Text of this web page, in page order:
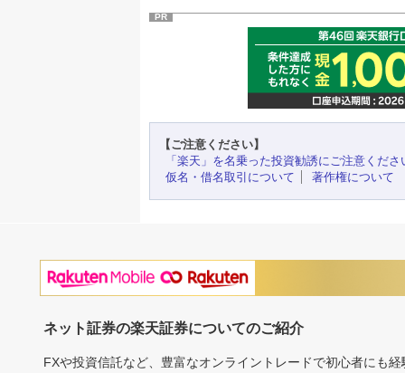
PR
【ご注意ください】
「楽天」を名乗った投資勧誘にご注意くださ
仮名・借名取引について
著作権について
ネット証券の楽天証券についてのご紹介
FXや投資信託など、豊富なオンライントレードで初心者にも